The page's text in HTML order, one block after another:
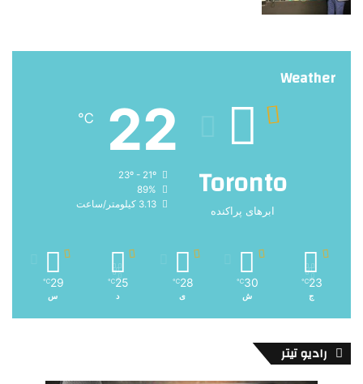
Weather
Toronto
ابرهای پراکنده
22
℃
89%
3.13 کیلومتر/ساعت
23
℃
ج
30
℃
ش
28
℃
ی
25
℃
د
29
℃
س
رادیو تیتر